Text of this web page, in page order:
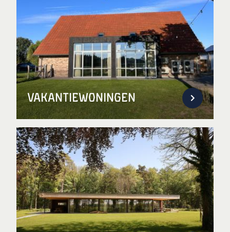
Vakantiewoningen